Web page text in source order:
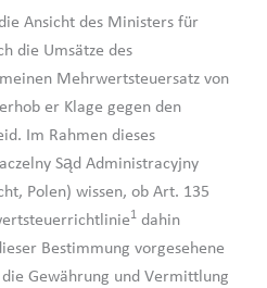
Ansicht des Ministers für
die Umsätze des
Mehrwertsteuersatz von
er Klage gegen den
Im Rahmen dieses
Sąd Administracyjny
Polen) wissen, ob Art. 135
1dahin
Bestimmung vorgesehene
Gewährung und Vermittlung